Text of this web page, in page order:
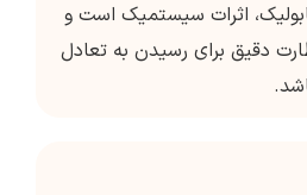
اثرات سیستمیک است و
دقیق برای رسیدن به تعادل